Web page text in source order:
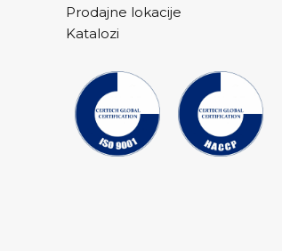
Prodajne lokacije
Katalozi